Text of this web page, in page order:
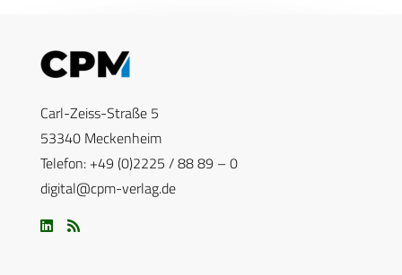
Carl-Zeiss-Straße 5
53340 Meckenheim
Telefon: +49 (0)2225 / 88 89 – 0
digital@cpm-verlag.de